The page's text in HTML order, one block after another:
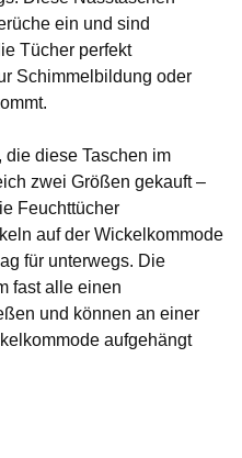
ein und sind
Tücher perfekt
Schimmelbildung oder
die diese Taschen im
zwei Größen gekauft –
Feuchttücher
auf der Wickelkommode
für unterwegs. Die
fast alle einen
und können an einer
aufgehängt